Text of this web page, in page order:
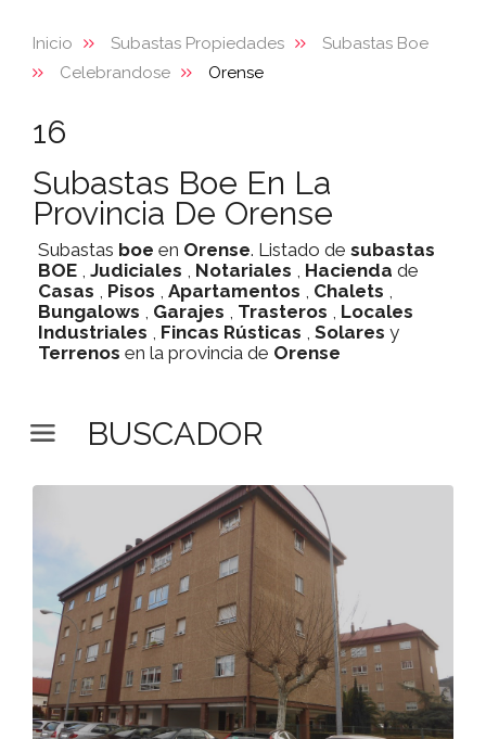
Inicio Subastas Propiedades
Subastas Boe
Celebrandose
Orense
16
Subastas Boe En La
Provincia De Orense
Subastas boe en Orense. Listado de subastas
BOE , Judiciales , Notariales , Hacienda de
Casas , Pisos , Apartamentos , Chalets ,
Bungalows , Garajes , Trasteros , Locales
Industriales , Fincas Rústicas , Solares y
Terrenos en la provincia de Orense
BUSCADOR